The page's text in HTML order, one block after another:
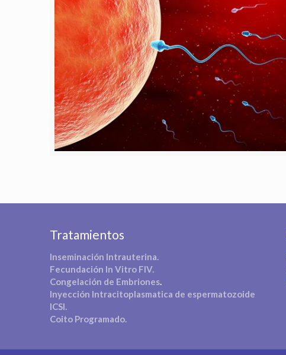
Tratamientos
Inseminación Intrauterina.
Fecundación In Vitro FIV.
Congelación de Embriones.
Inyección Intracitoplasmatica de espermatozoide
ICSI.
Coito Programado.